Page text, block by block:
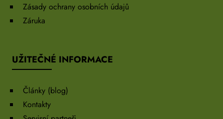
Zásady ochrany osobních údajů
Záruka
UŽITEČNÉ INFORMACE
Články (blog)
Kontakty